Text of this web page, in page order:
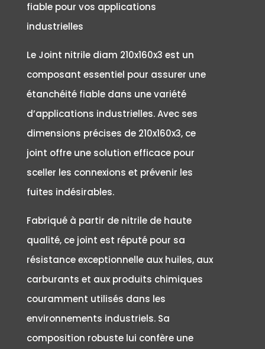
fiable pour vos applications
industrielles
Le Joint nitrile diam 210x160x3 est un
composant essentiel pour assurer une
étanchéité fiable dans une variété
d’applications industrielles. Avec ses
dimensions précises de 210x160x3, ce
joint offre une solution efficace pour
sceller les connexions et prévenir les
fuites indésirables.
Fabriqué à partir de nitrile de haute
qualité, ce joint est réputé pour sa
résistance exceptionnelle aux huiles, aux
carburants et aux produits chimiques
couramment utilisés dans les
environnements industriels. Sa
composition robuste lui confère une